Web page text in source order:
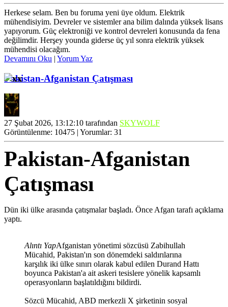
Herkese selam. Ben bu foruma yeni üye oldum. Elektrik
mühendisiyim. Devreler ve sistemler ana bilim dalında yüksek lisans
yapıyorum. Güç elektroniği ve kontrol devreleri konusunda da fena
değilimdir. Herşey younda giderse üç yıl sonra elektrik yüksek
mühendisi olacağım.
Devamını Oku | Yorum Yaz
Pakistan-Afganistan Çatışması
27 Şubat 2026, 13:12:10 tarafından SKYWOLF
Görüntülenme: 10475 | Yorumlar: 31
Pakistan-Afganistan
Çatışması
Dün iki ülke arasında çatışmalar başladı. Önce Afgan tarafı açıklama
yaptı.
Alıntı YapAfganistan yönetimi sözcüsü Zabihullah
Mücahid, Pakistan'ın son dönemdeki saldırılarına
karşılık iki ülke sınırı olarak kabul edilen Durand Hattı
boyunca Pakistan'a ait askeri tesislere yönelik kapsamlı
operasyonların başlatıldığını bildirdi.
Sözcü Mücahid, ABD merkezli X şirketinin sosyal